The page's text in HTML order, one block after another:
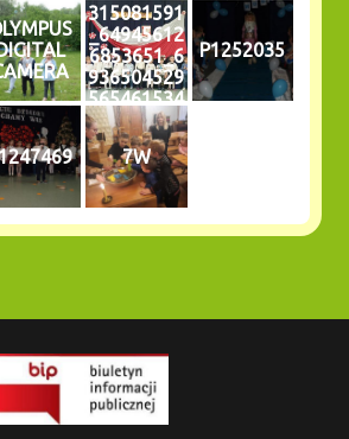
315081591
_64945612
6853651_6
936504529
565461534
_n
P1252035
7W